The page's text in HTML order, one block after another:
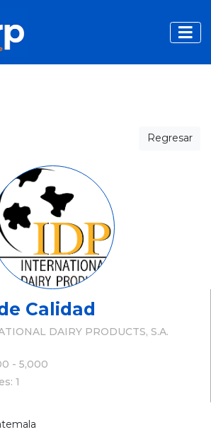
Regresar
Calidad
DAIRY PRODUCTS, S.A.
- 5,000
1